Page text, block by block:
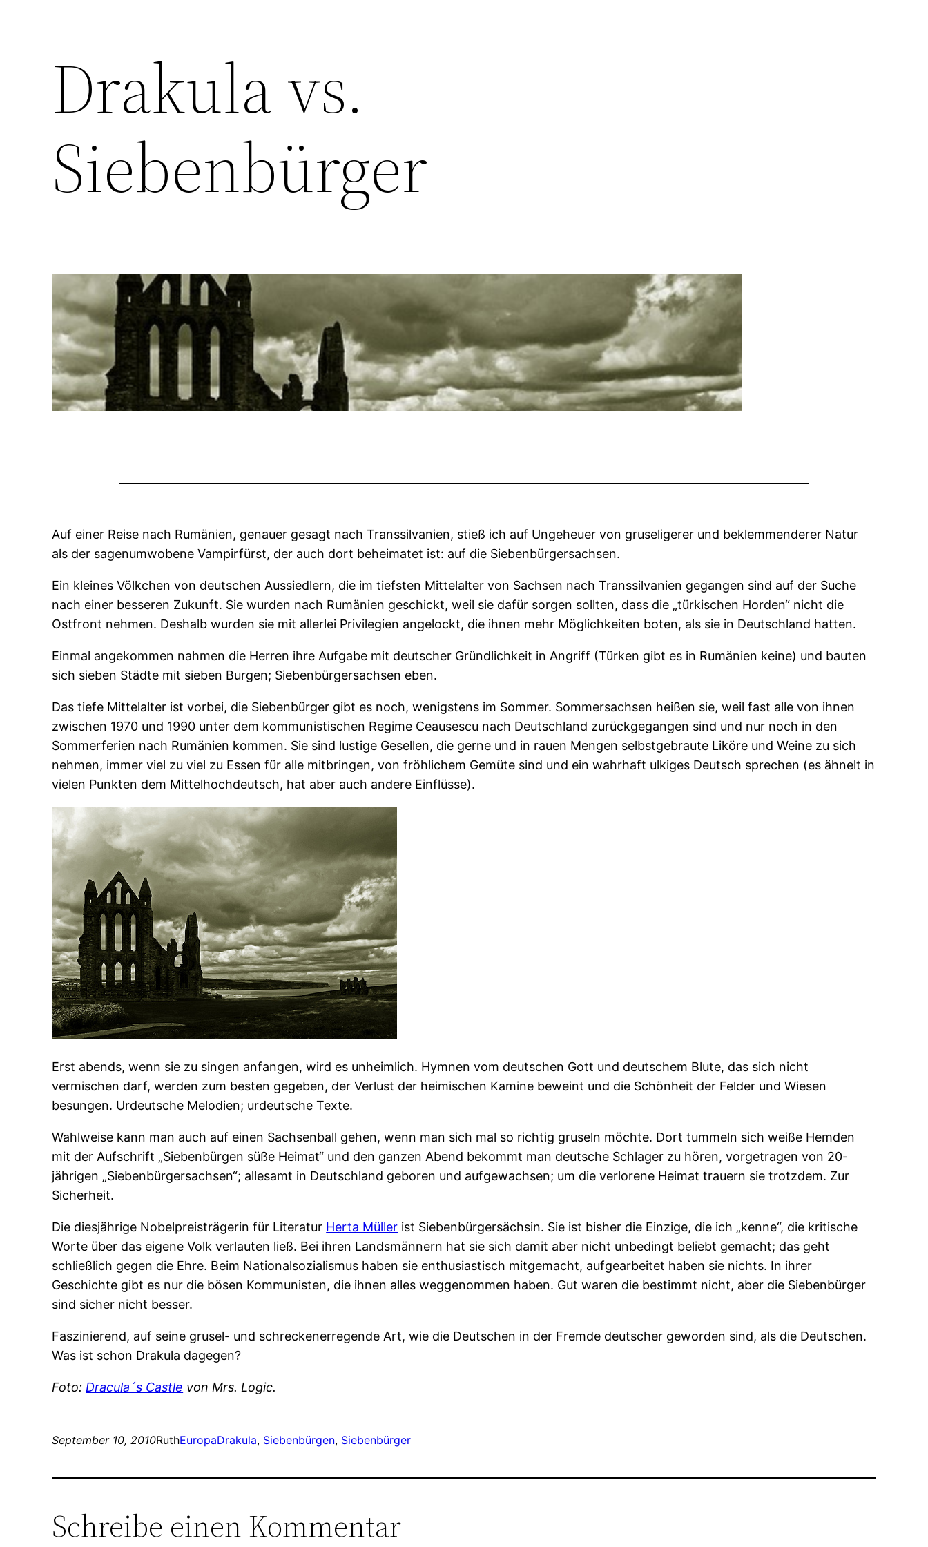
Drakula vs.
Siebenbürger
Auf einer Reise nach Rumänien, genauer gesagt nach Transsilvanien, stieß ich auf Ungeheuer von gruseligerer und beklemmenderer Natur
als der sagenumwobene Vampirfürst, der auch dort beheimatet ist: auf die Siebenbürgersachsen.
Ein kleines Völkchen von deutschen Aussiedlern, die im tiefsten Mittelalter von Sachsen nach Transsilvanien gegangen sind auf der Suche
nach einer besseren Zukunft. Sie wurden nach Rumänien geschickt, weil sie dafür sorgen sollten, dass die „türkischen Horden“ nicht die
Ostfront nehmen. Deshalb wurden sie mit allerlei Privilegien angelockt, die ihnen mehr Möglichkeiten boten, als sie in Deutschland hatten.
Einmal angekommen nahmen die Herren ihre Aufgabe mit deutscher Gründlichkeit in Angriff (Türken gibt es in Rumänien keine) und bauten
sich sieben Städte mit sieben Burgen; Siebenbürgersachsen eben.
Das tiefe Mittelalter ist vorbei, die Siebenbürger gibt es noch, wenigstens im Sommer. Sommersachsen heißen sie, weil fast alle von ihnen
zwischen 1970 und 1990 unter dem kommunistischen Regime Ceausescu nach Deutschland zurückgegangen sind und nur noch in den
Sommerferien nach Rumänien kommen. Sie sind lustige Gesellen, die gerne und in rauen Mengen selbstgebraute Liköre und Weine zu sich
nehmen, immer viel zu viel zu Essen für alle mitbringen, von fröhlichem Gemüte sind und ein wahrhaft ulkiges Deutsch sprechen (es ähnelt in
vielen Punkten dem Mittelhochdeutsch, hat aber auch andere Einflüsse).
Erst abends, wenn sie zu singen anfangen, wird es unheimlich. Hymnen vom deutschen Gott und deutschem Blute, das sich nicht
vermischen darf, werden zum besten gegeben, der Verlust der heimischen Kamine beweint und die Schönheit der Felder und Wiesen
besungen. Urdeutsche Melodien; urdeutsche Texte.
Wahlweise kann man auch auf einen Sachsenball gehen, wenn man sich mal so richtig gruseln möchte. Dort tummeln sich weiße Hemden
mit der Aufschrift „Siebenbürgen süße Heimat“ und den ganzen Abend bekommt man deutsche Schlager zu hören, vorgetragen von 20-
jährigen „Siebenbürgersachsen“; allesamt in Deutschland geboren und aufgewachsen; um die verlorene Heimat trauern sie trotzdem. Zur
Sicherheit.
Die diesjährige Nobelpreisträgerin für Literatur Herta Müller ist Siebenbürgersächsin. Sie ist bisher die Einzige, die ich „kenne“, die kritische
Worte über das eigene Volk verlauten ließ. Bei ihren Landsmännern hat sie sich damit aber nicht unbedingt beliebt gemacht; das geht
schließlich gegen die Ehre. Beim Nationalsozialismus haben sie enthusiastisch mitgemacht, aufgearbeitet haben sie nichts. In ihrer
Geschichte gibt es nur die bösen Kommunisten, die ihnen alles weggenommen haben. Gut waren die bestimmt nicht, aber die Siebenbürger
sind sicher nicht besser.
Faszinierend, auf seine grusel- und schreckenerregende Art, wie die Deutschen in der Fremde deutscher geworden sind, als die Deutschen.
Was ist schon Drakula dagegen?
Foto: Dracula´s Castle von Mrs. Logic.
September 10, 2010RuthEuropaDrakula, Siebenbürgen, Siebenbürger
Schreibe einen Kommentar